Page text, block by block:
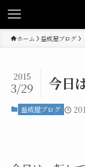
ホーム 益成屋ブログ
今日
2015
3/29
益成屋ブログ